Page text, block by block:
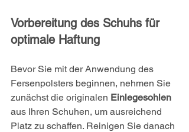
Vorbereitung des Schuhs für
optimale Haftung
Bevor Sie mit der Anwendung des
Fersenpolsters beginnen, nehmen Sie
zunächst die originalen Einlegesohlen
aus Ihren Schuhen, um ausreichend
Platz zu schaffen. Reinigen Sie danach